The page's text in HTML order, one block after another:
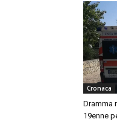
Cronaca
Dramma
19enne